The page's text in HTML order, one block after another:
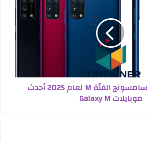
افضل هواتف سامسونج الفئة M لعام 2025 أحدث
موبايلات Galaxy M